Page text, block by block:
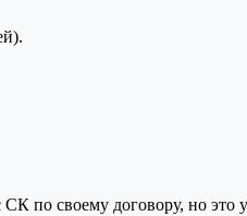
по своему договору, но это